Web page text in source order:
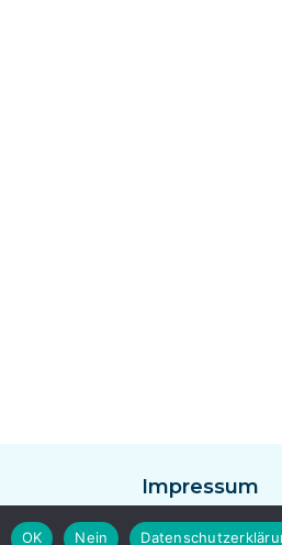
Impressum
Facebook
OK Nein